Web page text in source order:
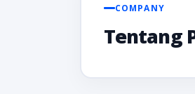
COMPANY
Tentang